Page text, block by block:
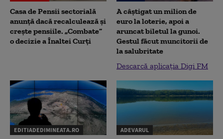
Casa de Pensii sectorială
anunță dacă recalculează și
crește pensiile. „Combate”
o decizie a Înaltei Curți
A câștigat un milion de
euro la loterie, apoi a
aruncat biletul la gunoi.
Gestul făcut muncitorii de
la salubritate
Descarcă aplicația Digi FM
EDITIADEDIMINEATA.RO ADEVARUL